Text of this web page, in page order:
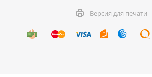
Версия для печати